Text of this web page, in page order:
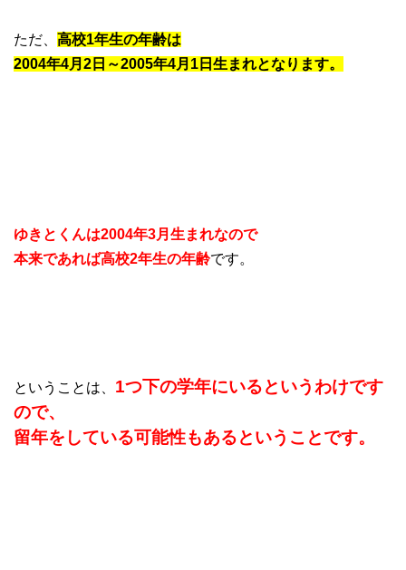
ただ、 高校1年生の年齢は
2004年4月2日～2005年4月1日生まれとなります。
ゆきとくんは2004年3月生まれなので
本来であれば高校2年生の年齢です。
ということは、 1つ下の学年にいるというわけです
ので、
留年をしている可能性もあるということです。